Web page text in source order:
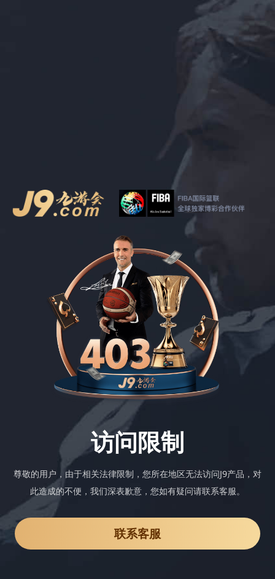
访问限制
尊敬的用户，由于相关法律限制，您所在地区无法访问J9产品，对
此造成的不便，我们深表歉意，您如有疑问请联系客服。
联系客服